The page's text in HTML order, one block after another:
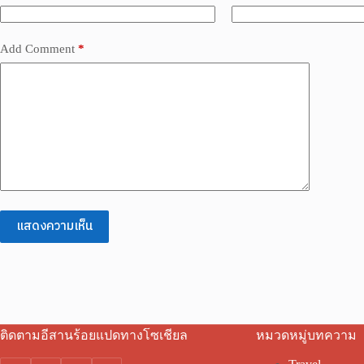
Add Comment *
แสดงความเห็น
ติดตามอีสานร้อยแปดทางโซเชียล หมวดหมู่บทความ